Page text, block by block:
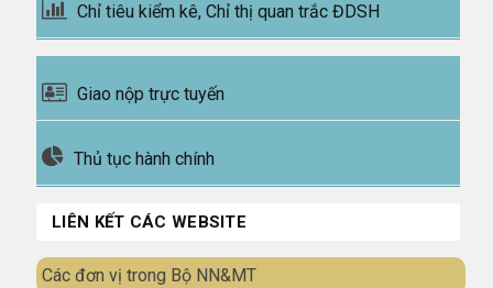
Chỉ tiêu kiểm kê, Chỉ thị quan trắc ĐDSH
Giao nộp trực tuyến
Thủ tục hành chính
LIÊN KẾT CÁC WEBSITE
Các đơn vị trong Bộ NN&MT